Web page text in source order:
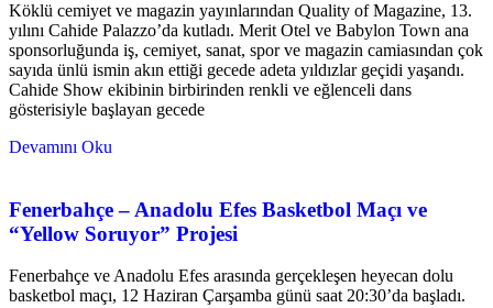
Köklü cemiyet ve magazin yayınlarından Quality of Magazine, 13.
yılını Cahide Palazzo’da kutladı. Merit Otel ve Babylon Town ana
sponsorluğunda iş, cemiyet, sanat, spor ve magazin camiasından çok
sayıda ünlü ismin akın ettiği gecede adeta yıldızlar geçidi yaşandı.
Cahide Show ekibinin birbirinden renkli ve eğlenceli dans
gösterisiyle başlayan gecede
Devamını Oku
Fenerbahçe – Anadolu Efes Basketbol Maçı ve
“Yellow Soruyor” Projesi
Fenerbahçe ve Anadolu Efes arasında gerçekleşen heyecan dolu
basketbol maçı, 12 Haziran Çarşamba günü saat 20:30’da başladı.